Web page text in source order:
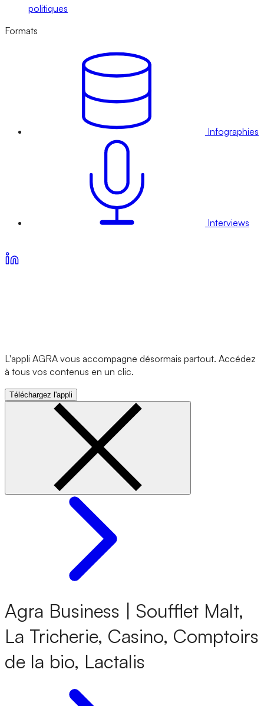
politiques
Formats
Infographies
Interviews
L'appli AGRA vous accompagne désormais partout. Accédez
à tous vos contenus en un clic.
Téléchargez l'appli
Agra Business | Soufflet Malt,
La Tricherie, Casino, Comptoirs
de la bio, Lactalis